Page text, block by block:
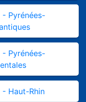
- Pyrénées-
- Pyrénées-
- Haut-Rhin